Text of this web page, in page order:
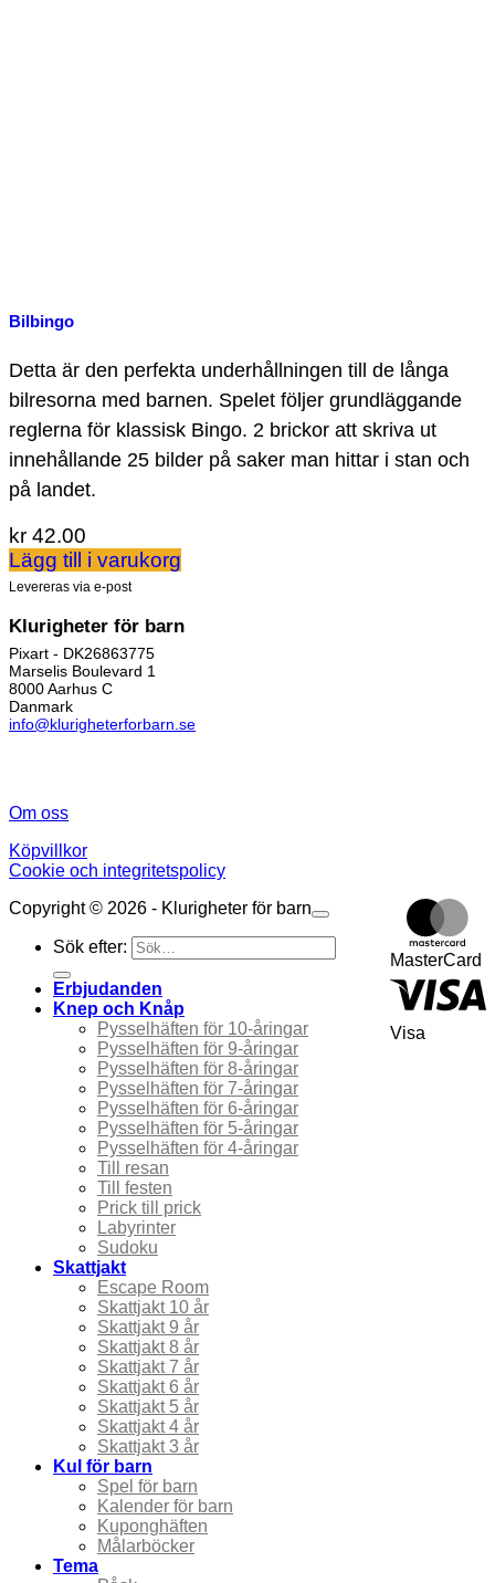
Bilbingo
Detta är den perfekta underhållningen till de långa
bilresorna med barnen. Spelet följer grundläggande
reglerna för klassisk Bingo. 2 brickor att skriva ut
innehållande 25 bilder på saker man hittar i stan och
på landet.
kr 42.00
Lägg till i varukorg
Levereras via e-post
Klurigheter för barn
Pixart - DK26863775
Marselis Boulevard 1
8000 Aarhus C
Danmark
info@klurigheterforbarn.se
Om oss
Köpvillkor
Cookie och integritetspolicy
MasterCard
Visa
Copyright © 2026 - Klurigheter för barn
Sök efter:
Erbjudanden
Knep och Knåp
Pysselhäften för 10-åringar
Pysselhäften för 9-åringar
Pysselhäften för 8-åringar
Pysselhäften för 7-åringar
Pysselhäften för 6-åringar
Pysselhäften för 5-åringar
Pysselhäften för 4-åringar
Till resan
Till festen
Prick till prick
Labyrinter
Sudoku
Skattjakt
Escape Room
Skattjakt 10 år
Skattjakt 9 år
Skattjakt 8 år
Skattjakt 7 år
Skattjakt 6 år
Skattjakt 5 år
Skattjakt 4 år
Skattjakt 3 år
Kul för barn
Spel för barn
Kalender för barn
Kuponghäften
Målarböcker
Tema